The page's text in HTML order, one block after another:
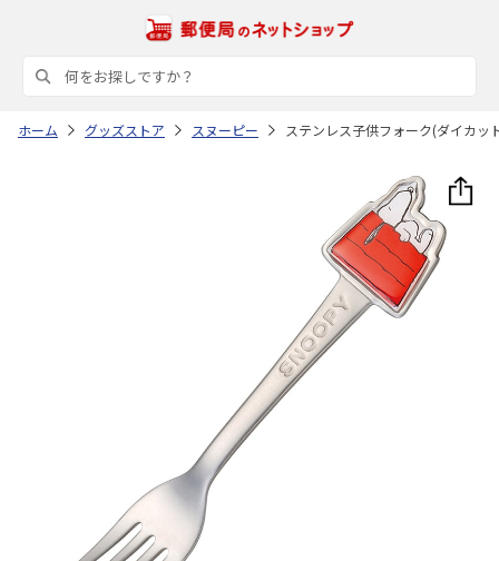
ホーム グッズストア スヌーピー ステンレス子供フォーク(ダイカッ